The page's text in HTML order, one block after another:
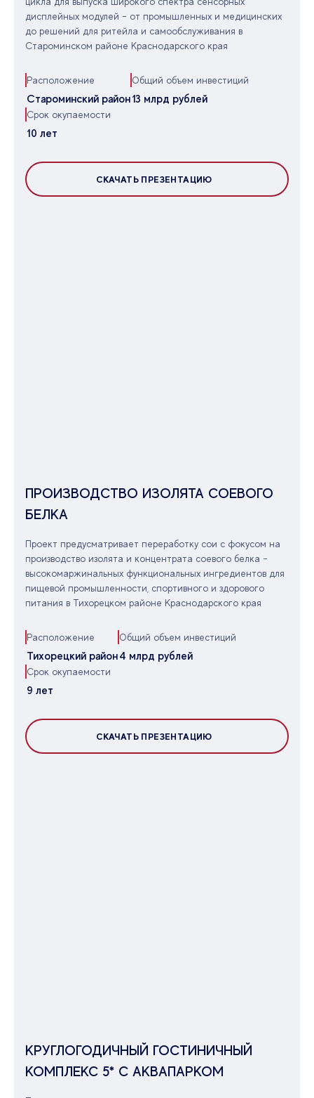
дисплейных модулей - от промышленных и медицинских
до решений для ритейла и самообслуживания в
Староминском районе Краснодарского края
Расположение
Староминский район
Общий объем инвестиций
13 млрд рублей
Срок окупаемости
10 лет
СКАЧАТЬ ПРЕЗЕНТАЦИЮ
ПРОИЗВОДСТВО ИЗОЛЯТА СОЕВОГО
БЕЛКА
Проект предусматривает переработку сои с фокусом на
производство изолята и концентрата соевого белка -
высокомаржинальных функциональных ингредиентов для
пищевой промышленности, спортивного и здорового
питания в Тихорецком районе Краснодарского края
Расположение
Тихорецкий район
Общий объем инвестиций
4 млрд рублей
Срок окупаемости
9 лет
СКАЧАТЬ ПРЕЗЕНТАЦИЮ
КРУГЛОГОДИЧНЫЙ ГОСТИНИЧНЫЙ
КОМПЛЕКС 5* С АКВАПАРКОМ